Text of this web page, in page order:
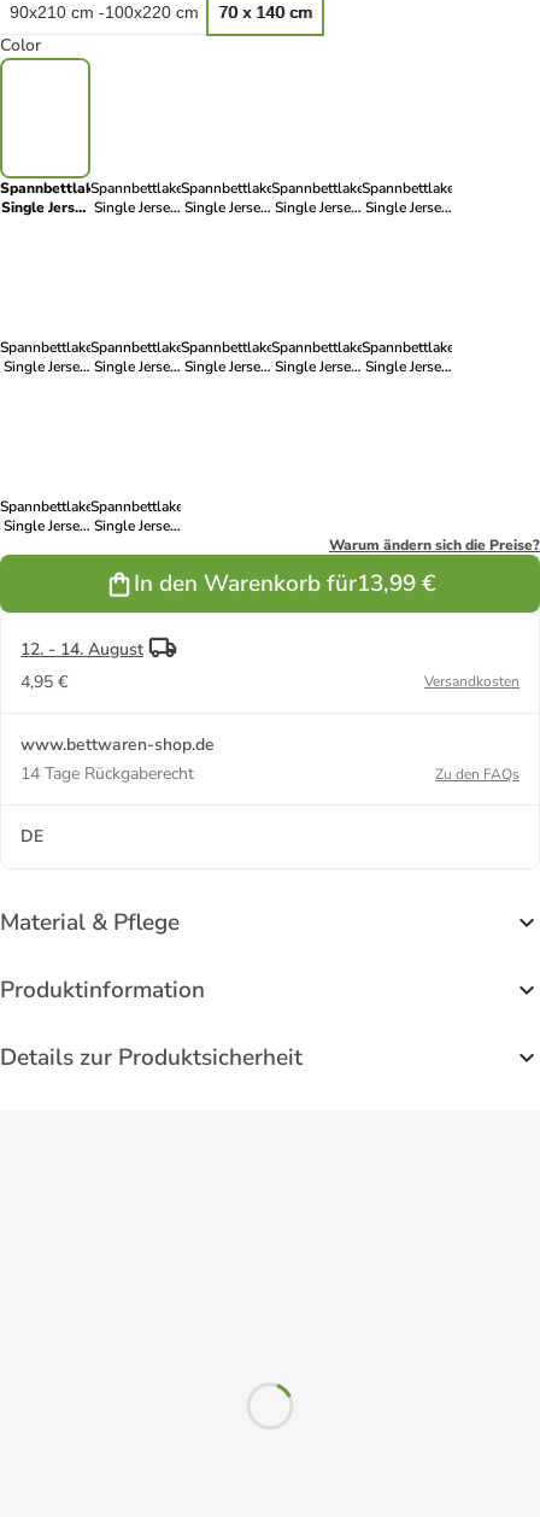
90x210 cm -100x220 cm 70 x 140 cm
Color
Spannbettlaken
Single Jersey
Spannbettlaken
Single Jersey
Spannbettlaken
Single Jersey
Spannbettlaken
Single Jersey
Spannbettlaken
Single Jersey
Spannbettlaken
Single Jersey
Spannbettlaken
Single Jersey
Spannbettlaken
Single Jersey
Spannbettlaken
Single Jersey
Spannbettlaken
Single Jersey
Spannbettlaken
Single Jersey
Spannbettlaken
Single Jersey
Warum ändern sich die Preise?
In den Warenkorb für13,99 €
12. - 14. August
4,95 €
Versandkosten
www.bettwaren-shop.de
14 Tage Rückgaberecht
Zu den FAQs
DE
Material & Pflege
Produktinformation
Details zur Produktsicherheit